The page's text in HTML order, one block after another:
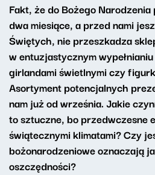
Fakt, że do Bożego Narodzenia
dwa miesiące, a przed nami
Świętych, nie przeszkadza
w entuzjastycznym
girlandami świetlnymi czy
Asortyment potencjalnych
nam już od września. Jakie
to sztuczne, bo przedwczesne
świątecznymi klimatami? Czy
bożonarodzeniowe oznaczają
oszczędności?